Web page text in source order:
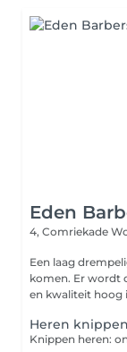
Eden
4, Comriekade
Een laag
komen. Er wordt
en kwaliteit hoog
Heren knippen
Knippen heren: